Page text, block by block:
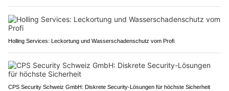
Holling Services: Leckortung und Wasserschadenschutz vom Profi
CPS Security Schweiz GmbH: Diskrete Security-Lösungen für höchste Sicherheit